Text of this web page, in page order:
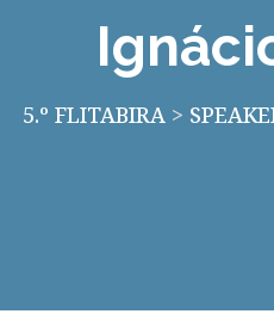
5.º FLITABIRA >